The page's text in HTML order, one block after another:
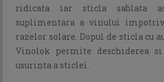
ridicata iar sticla sablata
suplimentara a vinului
razelor solare. Dopul de sticla cu
Vinolok permite deschiderea
usurinta a sticlei.